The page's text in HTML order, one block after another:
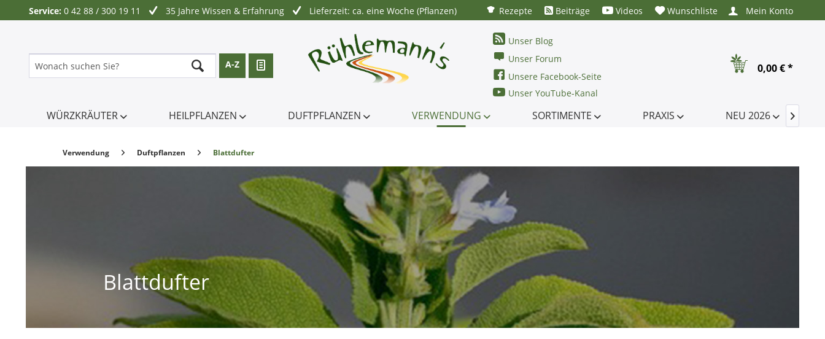
Service: 0 42 88 / 300 19 11 35 Jahre Wissen & Erfahrung Lieferzeit: ca. eine Woche (Pflanzen) Rezepte Beiträge Videos Wunschliste Mein Konto
A-Z
Unser Blog
Unser Forum
Unsere Facebook-Seite
Unser YouTube-Kanal
0,00 € *
WÜRZKRÄUTER HEILPFLANZEN DUFTPFLANZEN VERWENDUNG SORTIMENTE PRAXIS NEU 2026 
Verwendung Duftpflanzen Blattdufter
Blattdufter